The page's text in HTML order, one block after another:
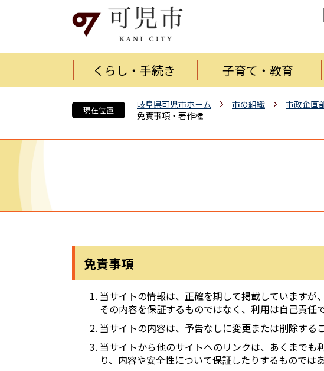
くらし・手続き 子育て・教育
現在位置 岐阜県可児市ホーム 市の組織 市政企画
免責事項・著作権
免責事項
当サイトの情報は、正確を期して掲載していますが
その内容を保証するものではなく、利用は自己責任
当サイトの内容は、予告なしに変更または削除する
当サイトから他のサイトへのリンクは、あくまでも
り、内容や安全性について保証したりするものでは